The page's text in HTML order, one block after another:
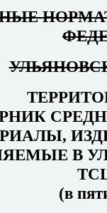
В
(в